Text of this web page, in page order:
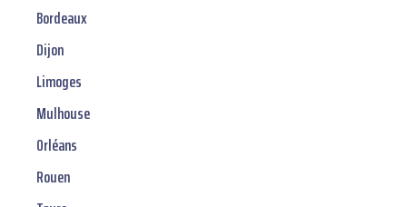
Bordeaux
Dijon
Limoges
Mulhouse
Orléans
Rouen